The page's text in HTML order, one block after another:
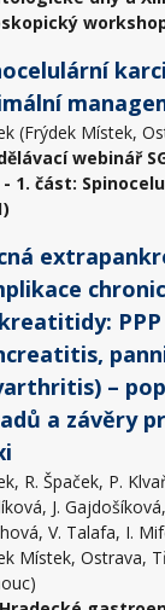
(Frýdek Místek,
webinář
1. část:
–
a závěry
R. Špaček, P.
J.
V. Talafa, I.
Místek, Ostrava,